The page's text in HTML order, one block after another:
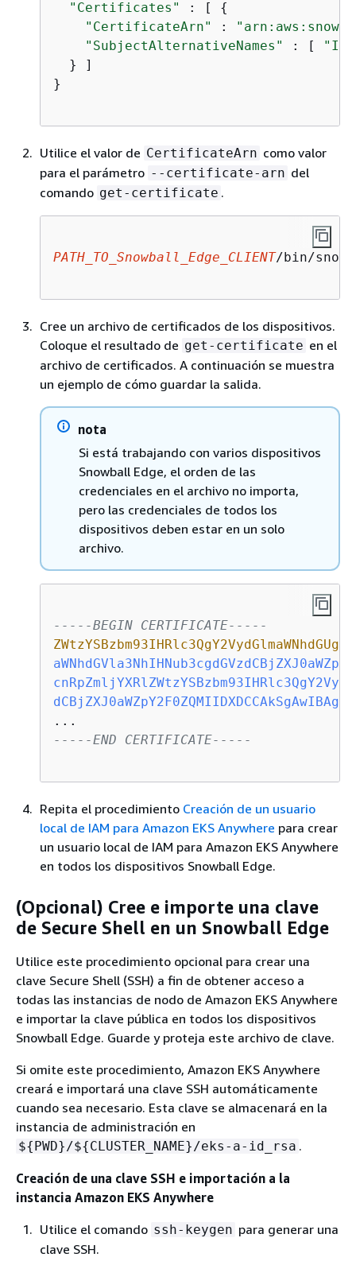
"Certificates" : [ {
"CertificateArn"
:
"SubjectAlternativeNames"
: [
  } ]
}
Utilice el valor de CertificateArn como valor
para el parámetro --certificate-arn del
comando get-certificate .
PATH_TO_Snowball_Edge_CLIENT/bin/
Cree un archivo de certificados de los dispositivos.
Coloque el resultado de get-certificate en el
archivo de certificados. A continuación se muestra
un ejemplo de cómo guardar la salida.
nota
Si está trabajando con varios dispositivos
Snowball Edge, el orden de las
credenciales en el archivo no importa,
pero las credenciales de todos los
dispositivos deben estar en un solo
archivo.
-----BEGIN CERTIFICATE-----
-----END CERTIFICATE-----
Repita el procedimiento Creación de un usuario
local de IAM para Amazon EKS Anywhere para crear
un usuario local de IAM para Amazon EKS Anywhere
en todos los dispositivos Snowball Edge.
(Opcional) Cree e importe una clave
de Secure Shell en un Snowball Edge
Utilice este procedimiento opcional para crear una
clave Secure Shell (SSH) a fin de obtener acceso a
todas las instancias de nodo de Amazon EKS Anywhere
e importar la clave pública en todos los dispositivos
Snowball Edge. Guarde y proteja este archivo de clave.
Si omite este procedimiento, Amazon EKS Anywhere
creará e importará una clave SSH automáticamente
cuando sea necesario. Esta clave se almacenará en la
instancia de administración en
${PWD}/${CLUSTER_NAME}/eks-a-id_rsa .
Creación de una clave SSH e importación a la
instancia Amazon EKS Anywhere
Utilice el comando ssh-keygen para generar una
clave SSH.